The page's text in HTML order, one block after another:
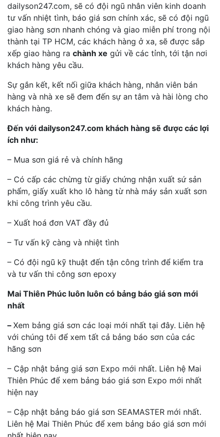
dailyson247.com, sẽ có đội ngũ nhân viên kinh doanh
tư vấn nhiệt tình, báo giá sơn chính xác, sẽ có đội ngũ
giao hàng sơn nhanh chóng và giao miễn phí trong nội
thành tại TP HCM, các khách hàng ở xa, sẽ được sắp
xếp giao hàng ra chành xe gửi về các tỉnh, tới tận nơi
khách hàng yêu cầu.
Sự gắn kết, kết nối giữa khách hàng, nhân viên bán
hàng và nhà xe sẽ đem đến sự an tâm và hài lòng cho
khách hàng.
Đến với dailyson247.com khách hàng sẽ được các lợi
ích như:
– Mua sơn giá rẻ và chính hãng
– Có cấp các chừng từ giấy chứng nhận xuất sứ sản
phẩm, giấy xuất kho lô hàng từ nhà máy sản xuất sơn
khi công trình yêu cầu.
– Xuất hoá đơn VAT đầy đủ
– Tư vấn kỹ càng và nhiệt tình
– Có đội ngũ kỹ thuật đến tận công trình để kiểm tra
và tư vấn thi công sơn epoxy
Mai Thiên Phúc luôn luôn có bảng báo giá sơn mới
nhất
– Xem bảng giá sơn các loại mới nhất tại đây. Liên hệ
với chúng tôi để xem tất cả bảng báo sơn của các
hãng sơn
– Cập nhật bảng giá sơn Expo mới nhất. Liên hệ Mai
Thiên Phúc để xem bảng báo giá sơn Expo mới nhất
hiện nay
– Cập nhật bảng báo giá sơn SEAMASTER mới nhất.
Liên hệ Mai Thiên Phúc để xem bảng báo giá sơn mới